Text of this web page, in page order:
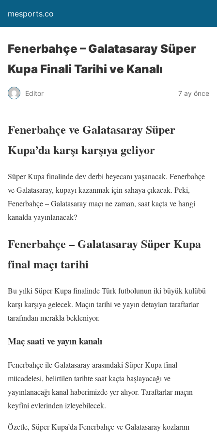
mesports.co
Fenerbahçe – Galatasaray Süper
Kupa Finali Tarihi ve Kanalı
Editor 7 ay önce
Fenerbahçe ve Galatasaray Süper
Kupa’da karşı karşıya geliyor
Süper Kupa finalinde dev derbi heyecanı yaşanacak. Fenerbahçe
ve Galatasaray, kupayı kazanmak için sahaya çıkacak. Peki,
Fenerbahçe – Galatasaray maçı ne zaman, saat kaçta ve hangi
kanalda yayınlanacak?
Fenerbahçe – Galatasaray Süper Kupa
final maçı tarihi
Bu yılki Süper Kupa finalinde Türk futbolunun iki büyük kulübü
karşı karşıya gelecek. Maçın tarihi ve yayın detayları taraftarlar
tarafından merakla bekleniyor.
Maç saati ve yayın kanalı
Fenerbahçe ile Galatasaray arasındaki Süper Kupa final
mücadelesi, belirtilen tarihte saat kaçta başlayacağı ve
yayınlanacağı kanal haberimizde yer alıyor. Taraftarlar maçın
keyfini evlerinden izleyebilecek.
Özetle, Süper Kupa’da Fenerbahçe ve Galatasaray kozlarını